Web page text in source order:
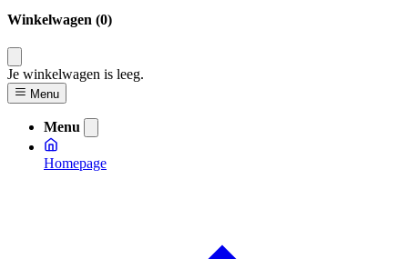
Winkelwagen (0)
Je winkelwagen is leeg.
Menu
Menu
Homepage